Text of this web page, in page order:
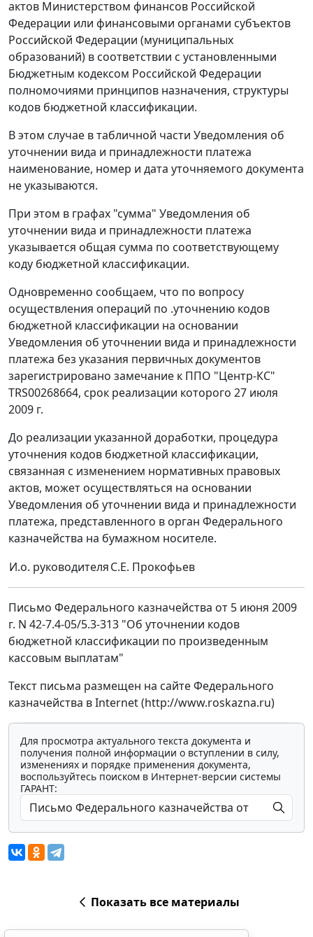
актов Министерством финансов Российской
Федерации или финансовыми органами субъектов
Российской Федерации (муниципальных
образований) в соответствии с установленными
Бюджетным кодексом Российской Федерации
полномочиями принципов назначения, структуры
кодов бюджетной классификации.
В этом случае в табличной части Уведомления об
уточнении вида и принадлежности платежа
наименование, номер и дата уточняемого документа
не указываются.
При этом в графах "сумма" Уведомления об
уточнении вида и принадлежности платежа
указывается общая сумма по соответствующему
коду бюджетной классификации.
Одновременно сообщаем, что по вопросу
осуществления операций по .уточнению кодов
бюджетной классификации на основании
Уведомления об уточнении вида и принадлежности
платежа без указания первичных документов
зарегистрировано замечание к ППО "Центр-КС"
TRS00268664, срок реализации которого 27 июля
2009 г.
До реализации указанной доработки, процедура
уточнения кодов бюджетной классификации,
связанная с изменением нормативных правовых
актов, может осуществляться на основании
Уведомления об уточнении вида и принадлежности
платежа, представленного в орган Федерального
казначейства на бумажном носителе.
И.о. руководителяС.Е. Прокофьев
Письмо Федерального казначейства от 5 июня 2009
г. N 42-7.4-05/5.3-313 "Об уточнении кодов
бюджетной классификации по произведенным
кассовым выплатам"
Текст письма размещен на сайте Федерального
казначейства в Internet (http://www.roskazna.ru)
Для просмотра актуального текста документа и
получения полной информации о вступлении в силу,
изменениях и порядке применения документа,
воспользуйтесь поиском в Интернет-версии системы
ГАРАНТ:
Показать все материалы